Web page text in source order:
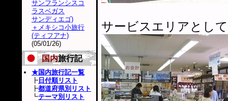
サービスエリアとし
サンフランシスコ
ラスベガス
サンディエゴ)
＋メキシコ小旅行
(ティフアナ)
(05/01/26)
国内旅行記
★国内旅行記一覧
┣ 日付順リスト
┣都道府県別リスト
┗テーマ別リスト